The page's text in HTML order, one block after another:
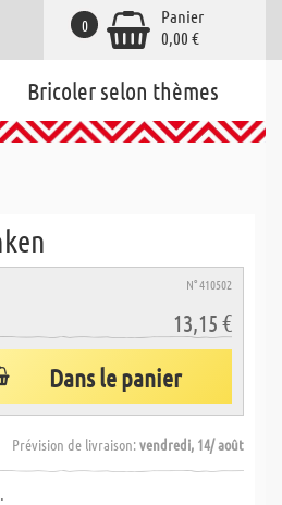
Panier
0,00 €
0
Bricoler selon thèmes
N° 410502
13,15 €
Dans le panier
Prévision de livraison:vendredi, 14/ août